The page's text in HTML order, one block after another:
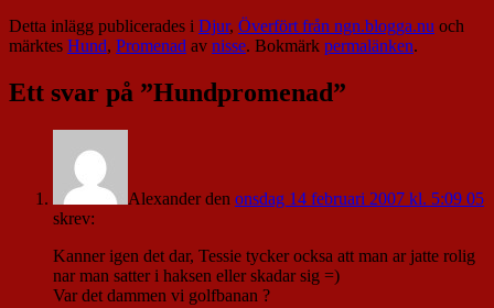
Detta inlägg publicerades i Djur, Överfört från ngn.blogga.nu och
märktes Hund, Promenad av nisse. Bokmärk permalänken.
Ett svar på ”Hundpromenad”
Alexanderden onsdag 14 februari 2007 kl. 5:09 05
skrev:
Kanner igen det dar, Tessie tycker ocksa att man ar jatte rolig
nar man satter i haksen eller skadar sig =)
Var det dammen vi golfbanan ?